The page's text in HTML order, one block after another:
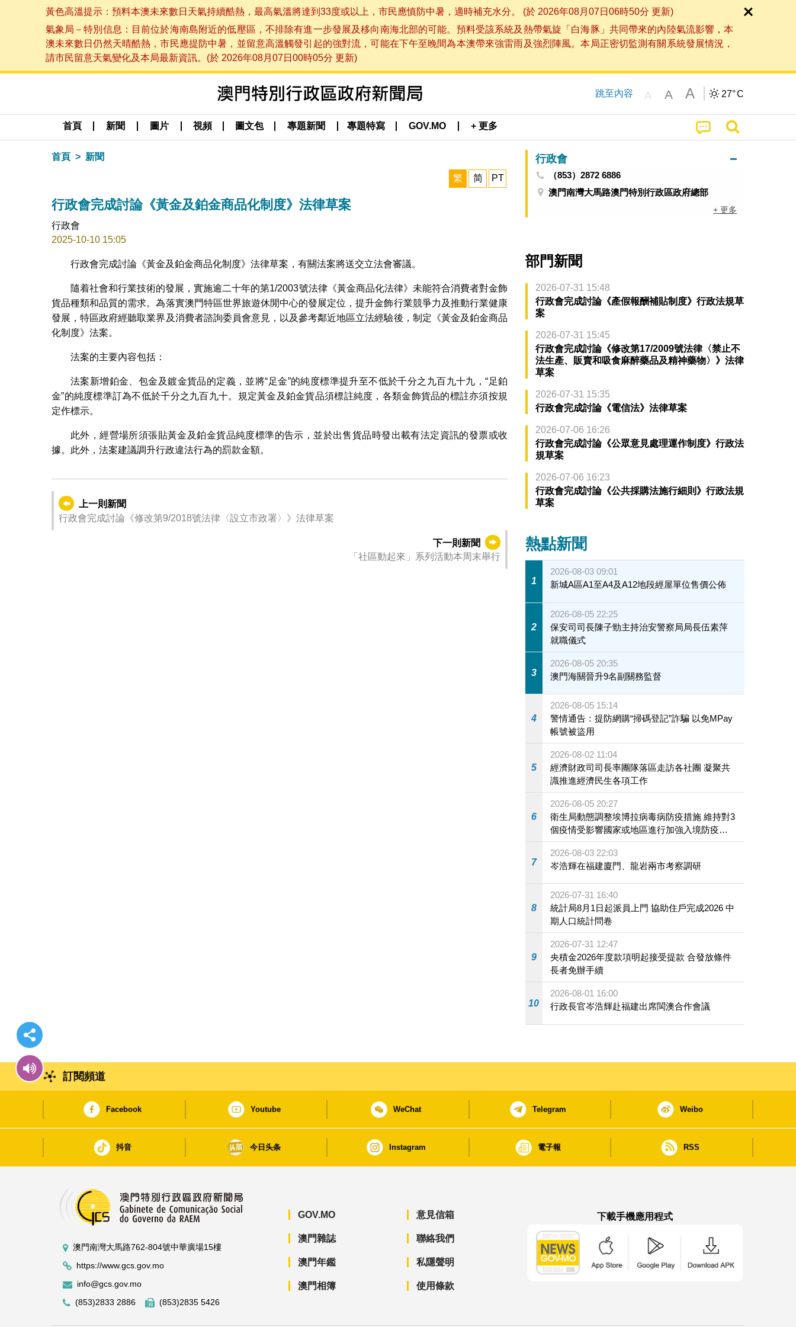
黃色高溫提示：預料本澳未來數日天氣持續酷熱，最高氣溫將達到33度或以上，市民應慎防中暑，適時補充水分。 (於 2026年08月07日06時50分 更新)
氣象局－特別信息：目前位於海南島附近的低壓區，不排除有進一步發展及移向南海北部的可能。預料受該系統及熱帶氣旋「白海豚」共同帶來的內陸氣流影響，本
澳未來數日仍然天晴酷熱，市民應提防中暑，並留意高溫觸發引起的強對流，可能在下午至晚間為本澳帶來強雷雨及強烈陣風。本局正密切監測有關系統發展情況，
請市民留意天氣變化及本局最新資訊。(於 2026年08月07日00時05分 更新)
跳至內容 A A A 27°C
首頁 新聞 圖片 視頻 圖文包 專題新聞 專題特寫 GOV.MO + 更多
首頁 新聞
繁 简 PT
行政會完成討論《黃金及鉑金商品化制度》法律草案
行政會
2025-10-10 15:05
行政會完成討論《黃金及鉑金商品化制度》法律草案，有關法案將送交立法會審議。
隨着社會和行業技術的發展，實施逾二十年的第1/2003號法律《黃金商品化法律》未能符合消費者對金飾
貨品種類和品質的需求。為落實澳門特區世界旅遊休閒中心的發展定位，提升金飾行業競爭力及推動行業健康
發展，特區政府經聽取業界及消費者諮詢委員會意見，以及參考鄰近地區立法經驗後，制定《黃金及鉑金商品
化制度》法案。
法案的主要內容包括：
法案新增鉑金、包金及鍍金貨品的定義，並將“足金”的純度標準提升至不低於千分之九百九十九，“足鉑
金”的純度標準訂為不低於千分之九百九十。規定黃金及鉑金貨品須標註純度，各類金飾貨品的標註亦須按規
定作標示。
此外，經營場所須張貼黃金及鉑金貨品純度標準的告示，並於出售貨品時發出載有法定資訊的發票或收
據。此外，法案建議調升行政違法行為的罰款金額。
上一則新聞
行政會完成討論《修改第9/2018號法律〈設立市政署〉》法律草案
下一則新聞
「社區動起來」系列活動本周末舉行
行政會
（853）2872 6886
澳門南灣大馬路澳門特別行政區政府總部
+ 更多
部門新聞
2026-07-31 15:48
行政會完成討論《產假報酬補貼制度》行政法規草
案
2026-07-31 15:45
行政會完成討論《修改第17/2009號法律〈禁止不
法生產、販賣和吸食麻醉藥品及精神藥物〉》法律
草案
2026-07-31 15:35
行政會完成討論《電信法》法律草案
2026-07-06 16:26
行政會完成討論《公眾意見處理運作制度》行政法
規草案
2026-07-06 16:23
行政會完成討論《公共採購法施行細則》行政法規
草案
熱點新聞
1
2026-08-03 09:01
新城A區A1至A4及A12地段經屋單位售價公佈
2
2026-08-05 22:25
保安司司長陳子勁主持治安警察局局長伍素萍
就職儀式
3
2026-08-05 20:35
澳門海關晉升9名副關務監督
4
2026-08-05 15:14
警情通告：提防網購“掃碼登記”詐騙 以免MPay
帳號被盜用
5
2026-08-02 11:04
經濟財政司司長率團隊落區走訪各社團 凝聚共
識推進經濟民生各項工作
6
2026-08-05 20:27
衛生局動態調整埃博拉病毒病防疫措施 維持對3
個疫情受影響國家或地區進行加強入境防疫措
施
7
2026-08-03 22:03
岑浩輝在福建廈門、龍岩兩市考察調研
8
2026-07-31 16:40
統計局8月1日起派員上門 協助住戶完成2026 中
期人口統計問卷
9
2026-07-31 12:47
央積金2026年度款項明起接受提款 合發放條件
長者免辦手續
10
2026-08-01 16:00
行政長官岑浩輝赴福建出席閩澳合作會議
訂閱頻道
Facebook Youtube WeChat Telegram Weibo
抖音 今日头条 Instagram 電子報 RSS
澳門南灣大馬路762-804號中華廣場15樓
https://www.gcs.gov.mo
info@gcs.gov.mo
(853)2833 2886
(853)2835 5426
GOV.MO
澳門雜誌
澳門年鑑
澳門相簿
意見信箱
聯絡我們
私隱聲明
使用條款
下載手機應用程式